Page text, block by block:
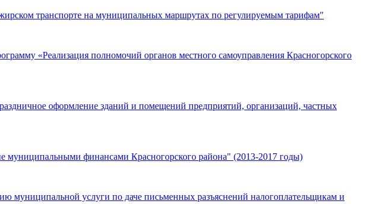
транспорте на муниципальных маршрутах по регулируемым тарифам"
«Реализация полномочий органов местного самоуправления Красногорского
оформление зданий и помещений предприятий, организаций, частных
финансами Красногорского района" (2013-2017 годы)
муниципальной услуги по даче письменных разъяснений налогоплательщикам и